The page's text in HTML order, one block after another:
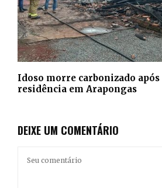
Idoso morre carbonizado
residência em Arapongas
DEIXE UM COMENTÁRIO